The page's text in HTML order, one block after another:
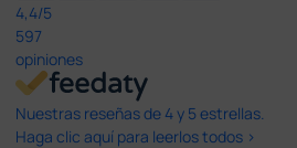
4,4/5
597
opiniones
Nuestras reseñas de 4 y 5 estrellas.
Haga clic aquí para leerlos todos >